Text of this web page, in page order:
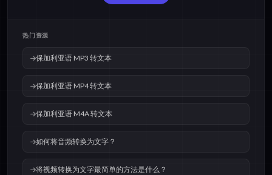
本
热门资源
保加利亚语 MP3 转文本
保加利亚语 MP4 转文本
保加利亚语 M4A 转文本
如何将音频转换为文字？
将视频转换为文字最简单的方法是什么？